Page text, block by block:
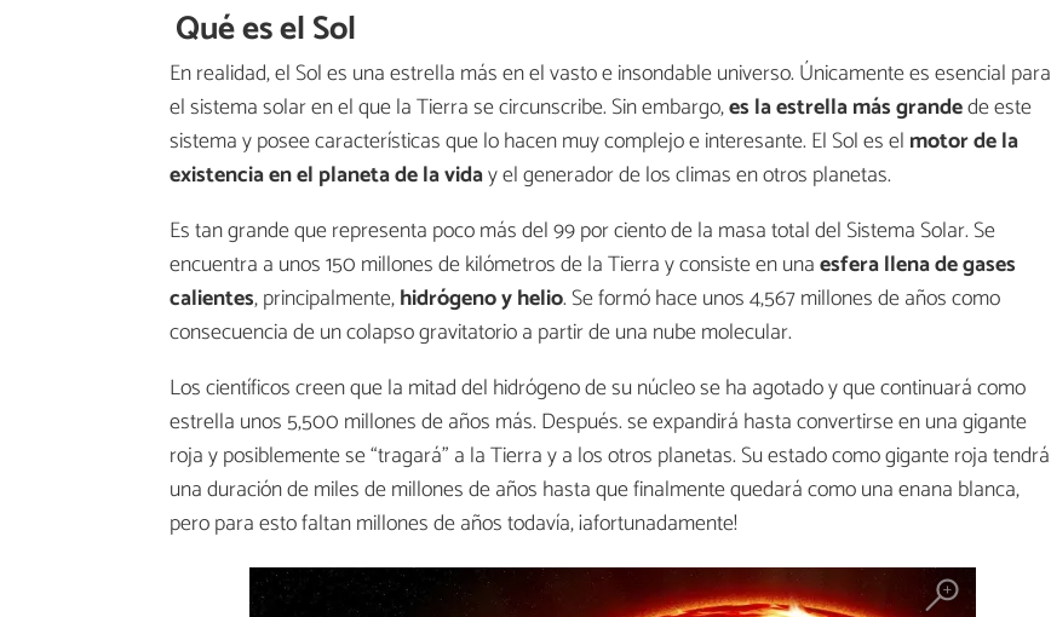
Qué es el Sol
En realidad, el Sol es una estrella más en el vasto e insondable universo. Únicamente es esencial para
el sistema solar en el que la Tierra se circunscribe. Sin embargo,es la estrella más grandede este
sistema y posee características que lo hacen muy complejo e interesante. El Sol es el motor de la
existencia en el planeta de la viday el generador de los climas en otros planetas.
Es tan grande que representa poco más del 99 por ciento de la masa total del Sistema Solar. Se
encuentra a unos 150 millones de kilómetros de la Tierra y consiste en unaesfera llena de gases
calientes, principalmente,hidrógeno y helio. Se formó hace unos 4,567 millones de años como
consecuencia de un colapso gravitatorio a partir de una nube molecular.
Los científicos creen que la mitad del hidrógeno de su núcleo se ha agotado y que continuará como
estrella unos 5,500 millones de años más. Después. se expandirá hasta convertirse en una gigante
roja y posiblemente se “tragará” a la Tierra y a los otros planetas. Su estado como gigante roja tendrá
una duración de miles de millones de años hasta que finalmente quedará como una enana blanca,
pero para esto faltan millones de años todavía, ¡afortunadamente!